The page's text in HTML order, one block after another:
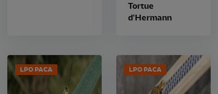
Tortue
d'Hermann
LPO PACA LPO PACA